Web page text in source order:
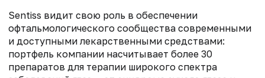
Sentiss видит свою роль в обеспечении
офтальмологического сообщества современными
и доступными лекарственными средствами:
портфель компании насчитывает более 30
препаратов для терапии широкого спектра